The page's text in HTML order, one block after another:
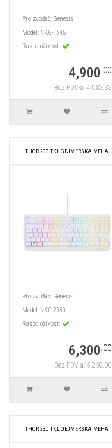
Proizvođač: Genesis
Model: NKG-1645
Raspoloživost:
4,900.00
Bez PDV-a: 4,083.33
THOR 230 TKL GEJMERSKA MEHA
Proizvođač: Genesis
Model: NKG-2080
Raspoloživost:
6,300.00
Bez PDV-a: 5,250.00
THOR 230 TKL GEJMERSKA MEHA